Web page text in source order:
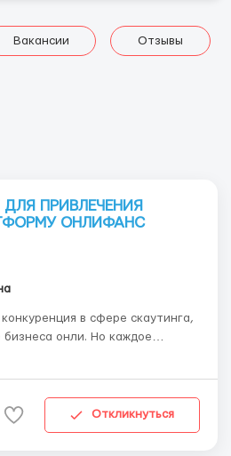
Вакансии Отзывы
ПРИВЛЕЧЕНИЯ
ОНЛИФАНС
в сфере скаутинга,
онли. Но каждое
своему и как показывает
Откликнуться